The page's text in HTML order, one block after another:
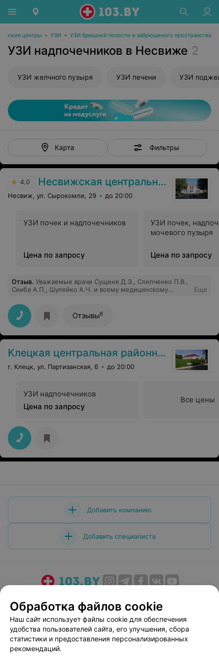
центры • УЗИ • УЗИ брюшной полости и забрюшиного пространства
УЗИ надпочечников в Несвиже 2
УЗИ желчного пузыря УЗИ печени УЗИ
Карта Фильтры
4.0 Несвижская центральная районная больница
Несвиж, ул. Сырокомли, 29 до 20:00
УЗИ почек и надпочечников
Цена по запросу
УЗИ почек,
мочевого пузыря
Цена по запросу
Отзыв. Уважаемые врачи Сущеня Д.Э., Слепченко П.В.,
Скиба А.П., Шулейко А.Ч. и всему медицинскому
благодарность за профессионализм и заботу, которую
вы оказали мне во время проведения хирургической
операции. Спасибо за вашу невероятную
ответственность, внимание и умение сделать все
максимально гладким и безболезненным для меня. Вы,
жизни, и я безмерно признательна вам за ваш труд и
преданность профессии. Особая благодарность всему
медицинскому персоналу за ваше понимание,
больнице. Спасибо вам огромное за ваше благородное
дело и за все, что вы делаете! С уважением и
признательностью, Янская Мария Михайловна.
Еще
Отзывы6
Клецкая центральная районная больница
г. Клецк, ул. Партизанская, 6 до 20:00
УЗИ надпочечников
Цена по запросу
Все цены
Добавить компанию
Добавить специалиста
Медицинский маркетинг
Публичный договор
Пользовательское соглашение
Способы оплаты
Вакансии
Партнеры
Написать руководителю 103.by
Обработка файлов cookie
Наш сайт использует файлы cookie для обеспечения
удобства пользователей сайта, его улучшения, сбора
статистики и предоставления персонализированных
рекомендаций.